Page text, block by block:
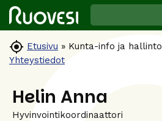
 Etusivu » Kunta-info ja hallinto
Yhteystiedot
Helin Anna
Hyvinvointikoordinaattori